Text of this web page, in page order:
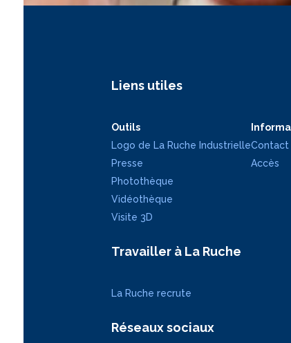
Liens utiles
Outils
Logo de La Ruche Industrielle
Presse
Photothèque
Vidéothèque
Visite 3D
Contact
Accès
Travailler à La Ruche
La Ruche recrute
Réseaux sociaux